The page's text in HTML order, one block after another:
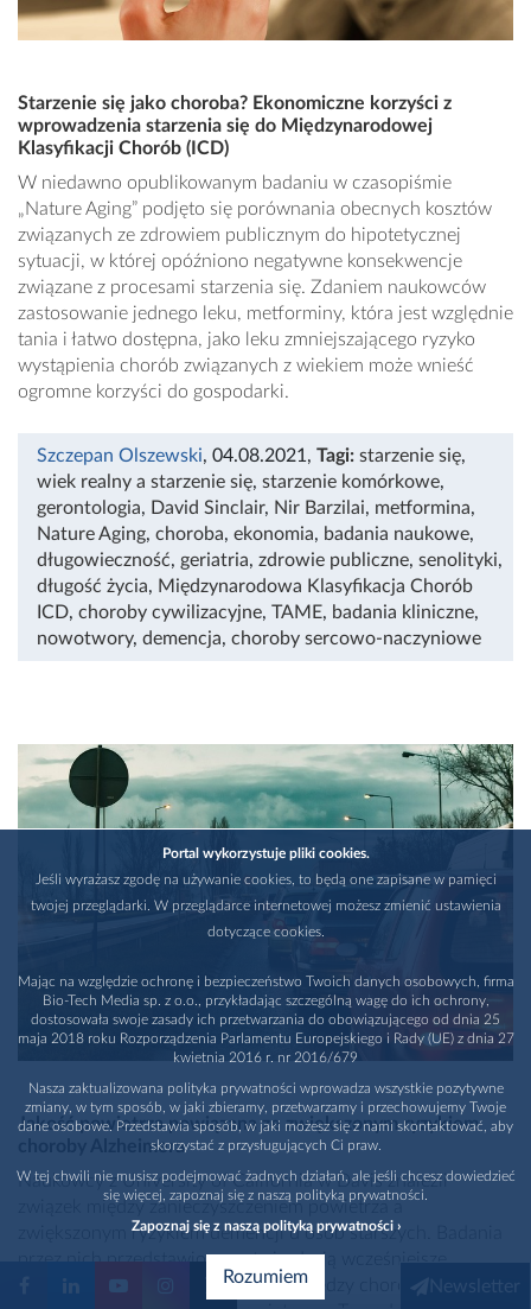
Starzenie się jako choroba? Ekonomiczne korzyści z
wprowadzenia starzenia się do Międzynarodowej
Klasyfikacji Chorób (ICD)
W niedawno opublikowanym badaniu w czasopiśmie
„Nature Aging” podjęto się porównania obecnych kosztów
związanych ze zdrowiem publicznym do hipotetycznej
sytuacji, w której opóźniono negatywne konsekwencje
związane z procesami starzenia się. Zdaniem naukowców
zastosowanie jednego leku, metforminy, która jest względnie
tania i łatwo dostępna, jako leku zmniejszającego ryzyko
wystąpienia chorób związanych z wiekiem może wnieść
ogromne korzyści do gospodarki.
Szczepan Olszewski, 04.08.2021, Tagi: starzenie się,
wiek realny a starzenie się, starzenie komórkowe,
gerontologia, David Sinclair, Nir Barzilai, metformina,
Nature Aging, choroba, ekonomia, badania naukowe,
długowieczność, geriatria, zdrowie publiczne, senolityki,
długość życia, Międzynarodowa Klasyfikacja Chorób
ICD, choroby cywilizacyjne, TAME, badania kliniczne,
nowotwory, demencja, choroby sercowo-naczyniowe
Jakość powietrza powiązana ze zwiększonym ryzykiem
choroby Alzheimera
Naukowcy z University of California w Davis znaleźli
związek między zanieczyszczeniem powietrza a
zwiększonym ryzykiem demencji u osób starszych. Badania
przez nich przedstawione potwierdzają wcześniejsze
dowody wskazujące na zależność między chorobą
Portal wykorzystuje pliki cookies.
Jeśli wyrażasz zgodę na używanie cookies, to będą one zapisane w pamięci
twojej przeglądarki. W przeglądarce internetowej możesz zmienić ustawienia
dotyczące cookies.
Mając na względzie ochronę i bezpieczeństwo Twoich danych osobowych, firma
Bio-Tech Media sp. z o.o., przykładając szczególną wagę do ich ochrony,
dostosowała swoje zasady ich przetwarzania do obowiązującego od dnia 25
maja 2018 roku Rozporządzenia Parlamentu Europejskiego i Rady (UE) z dnia 27
kwietnia 2016 r. nr 2016/679
Nasza zaktualizowana polityka prywatności wprowadza wszystkie pozytywne
zmiany, w tym sposób, w jaki zbieramy, przetwarzamy i przechowujemy Twoje
dane osobowe. Przedstawia sposób, w jaki możesz się z nami skontaktować, aby
skorzystać z przysługujących Ci praw.
W tej chwili nie musisz podejmować żadnych działań, ale jeśli chcesz dowiedzieć
się więcej, zapoznaj się z naszą polityką prywatności.
Zapoznaj się z naszą polityką prywatności ›
Rozumiem Newsletter